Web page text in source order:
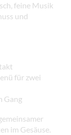
feine Musik
und
für zwei
Gang
im Gesäuse.